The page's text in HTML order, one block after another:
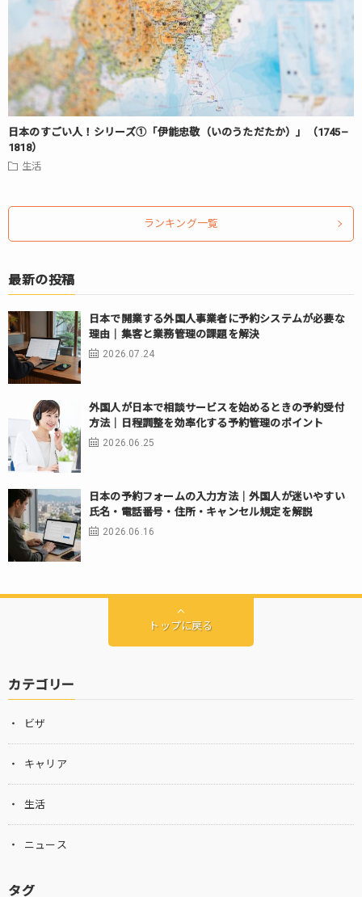
日本のすごい人！シリーズ①「伊能忠敬（いのうただたか）」（1745–
1818）
生活
ランキング一覧
最新の投稿
日本で開業する外国人事業者に予約システムが必要な
理由｜集客と業務管理の課題を解決
2026.07.24
外国人が日本で相談サービスを始めるときの予約受付
方法｜日程調整を効率化する予約管理のポイント
2026.06.25
日本の予約フォームの入力方法｜外国人が迷いやすい
氏名・電話番号・住所・キャンセル規定を解説
2026.06.16
トップに戻る
カテゴリー
ビザ
キャリア
生活
ニュース
タグ